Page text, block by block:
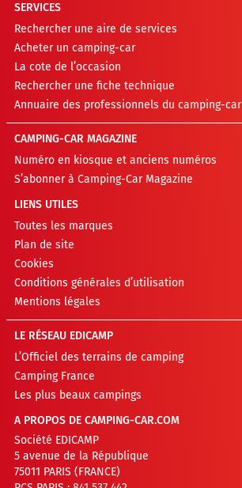
SERVICES
Rechercher une aire de services
Acheter un camping-car
La cote de l’occasion
Rechercher une fiche technique
Annuaire des professionnels du camping-car
CAMPING-CAR MAGAZINE
Numéro en kiosque et anciens numéros
S’abonner à Camping-Car Magazine
LIENS UTILES
Toutes les marques
Plan de site
Cookies
Conditions générales d’utilisation
Mentions légales
LE RÉSEAU EDICAMP
L’Officiel des terrains de camping
Camping France
Les plus beaux campings
A PROPOS DE CAMPING-CAR.COM
Société EDICAMP
5 avenue de la République
75011 PARIS (FRANCE)